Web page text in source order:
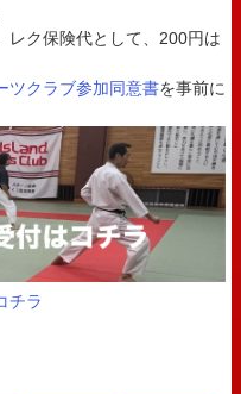
レク保険代として、200円は
ツクラブ参加同意書を事前に
チラ